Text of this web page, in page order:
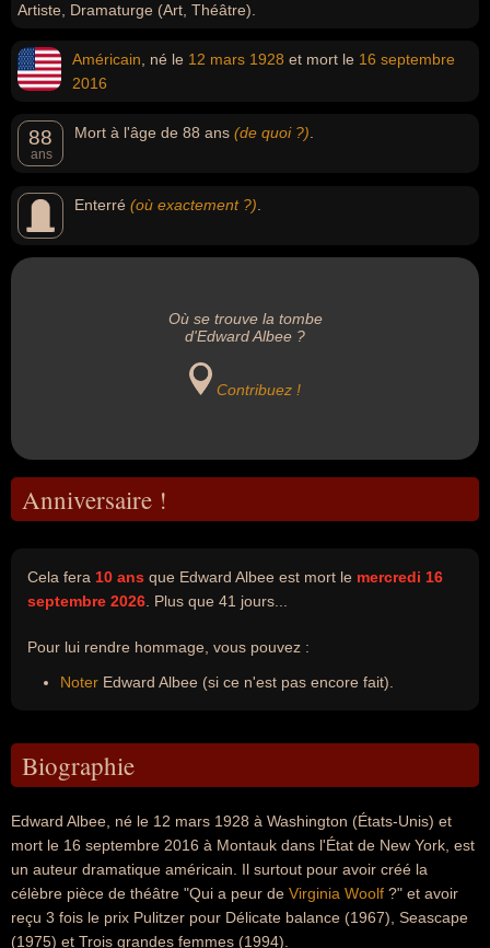
Artiste, Dramaturge (Art, Théâtre).
Américain , né le 12 mars 1928 et mort le 16 septembre
2016
88
ans
Mort à l'âge de 88 ans (de quoi ?)
Enterré (où exactement ?)
Où se trouve la tombe
d'Edward Albee ?
Contribuez !
Anniversaire !
Cela fera 10 ans que Edward Albee est mort le mercredi 16
septembre 2026 . Plus que 41 jours...
Pour lui rendre hommage, vous pouvez :
Noter Edward Albee (si ce n'est pas encore fait).
Biographie
Edward Albee, né le 12 mars 1928 à Washington (États-Unis) et
mort le 16 septembre 2016 à Montauk dans l'État de New York, est
un auteur dramatique américain. Il surtout pour avoir créé la
célèbre pièce de théâtre "Qui a peur de Virginia Woolf ?" et avoir
reçu 3 fois le prix Pulitzer pour Délicate balance (1967), Seascape
(1975) et Trois grandes femmes (1994).